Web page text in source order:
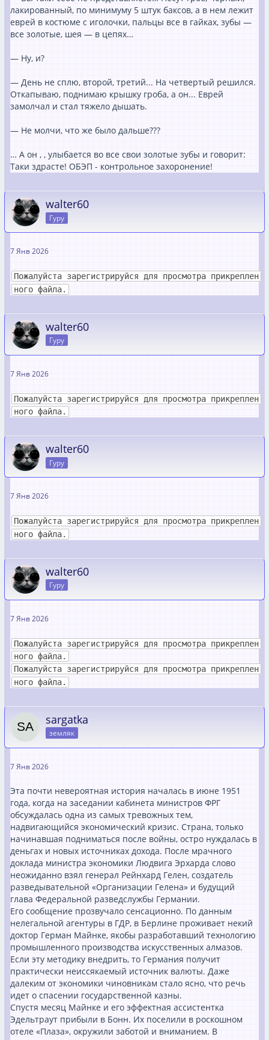
лакированный, по минимуму 5 штук баксов, а в нем лежит
еврей в костюме с иголочки, пальцы все в гайках, зубы —
все золотые, шея — в цепях…
— Ну, и?
— День не сплю, второй, третий... На четвертый решился.
Откапываю, поднимаю крышку гроба, а он... Еврей
замолчал и стал тяжело дышать.
— Не молчи, что же было дальше???
… А он , , улыбается во все свои золотые зубы и говорит:
Таки здрасте! ОБЭП - контрольное захоронение!
walter60
Гуру
7 Янв 2026
Пожалуйста зарегистрируйся для просмотра прикреплен
ного файла.
walter60
Гуру
7 Янв 2026
Пожалуйста зарегистрируйся для просмотра прикреплен
ного файла.
walter60
Гуру
7 Янв 2026
Пожалуйста зарегистрируйся для просмотра прикреплен
ного файла.
walter60
Гуру
7 Янв 2026
Пожалуйста зарегистрируйся для просмотра прикреплен
ного файла.
Пожалуйста зарегистрируйся для просмотра прикреплен
ного файла.
sargatka
земляк
7 Янв 2026
Эта почти невероятная история началась в июне 1951
года, когда на заседании кабинета министров ФРГ
обсуждалась одна из самых тревожных тем,
надвигающийся экономический кризис. Страна, только
начинавшая подниматься после войны, остро нуждалась в
деньгах и новых источниках дохода. После мрачного
доклада министра экономики Людвига Эрхарда слово
неожиданно взял генерал Рейнхард Гелен, создатель
разведывательной «Организации Гелена» и будущий
глава Федеральной разведслужбы Германии.
Его сообщение прозвучало сенсационно. По данным
нелегальной агентуры в ГДР, в Берлине проживает некий
доктор Герман Майнке, якобы разработавший технологию
промышленного производства искусственных алмазов.
Если эту методику внедрить, то Германия получит
практически неиссякаемый источник валюты. Даже
далеким от экономики чиновникам стало ясно, что речь
идет о спасении государственной казны.
Спустя месяц Майнке и его эффектная ассистентка
Эдельтраут прибыли в Бонн. Их поселили в роскошном
отеле «Плаза», окружили заботой и вниманием. В